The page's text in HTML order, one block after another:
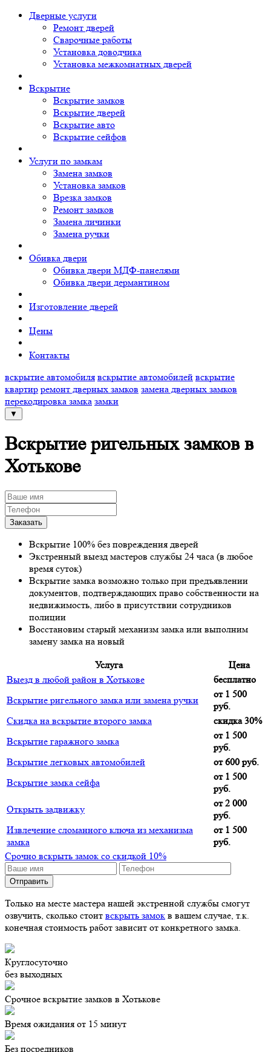
Дверные услуги
Ремонт дверей
Сварочные работы
Установка доводчика
Установка межкомнатных дверей
Вскрытие
Вскрытие замков
Вскрытие дверей
Вскрытие авто
Вскрытие сейфов
Услуги по замкам
Замена замков
Установка замков
Врезка замков
Ремонт замков
Замена личинки
Замена ручки
Обивка двери
Обивка двери МДФ-панелями
Обивка двери дермантином
Изготовление дверей
Цены
Контакты
вскрытие автомобиля вскрытие автомобилей вскрытие
квартир ремонт дверных замков замена дверных замков
перекодировка замка замки
▼
Вскрытие ригельных замков в
Хотькове
Вскрытие 100% без повреждения дверей
Экстренный выезд мастеров службы 24 часа (в любое
время суток)
Вскрытие замка возможно только при предъявлении
документов, подтверждающих право собственности на
недвижимость, либо в присутствии сотрудников
полиции
Восстановим старый механизм замка или выполним
замену замка на новый
Услуга
Цена
Выезд в любой район в Хотькове
бесплатно
Вскрытие ригельного замка или замена ручки
от 1 500
руб.
Скидка на вскрытие второго замка
скидка 30%
Вскрытие гаражного замка
от 1 500
руб.
Вскрытие легковых автомобилей
от 600 руб.
Вскрытие замка сейфа
от 1 500
руб.
Открыть задвижку
от 2 000
руб.
Извлечение сломанного ключа из механизма
замка
от 1 500
руб.
Срочно вскрыть замок со скидкой 10%
Только на месте мастера нашей экстренной службы смогут
озвучить, сколько стоит вскрыть замок в вашем случае, т.к.
конечная стоимость работ зависит от конкретного замка.
Круглосуточно
без выходных
Срочное вскрытие замков в Хотькове
Время ожидания от 15 минут
Без посредников